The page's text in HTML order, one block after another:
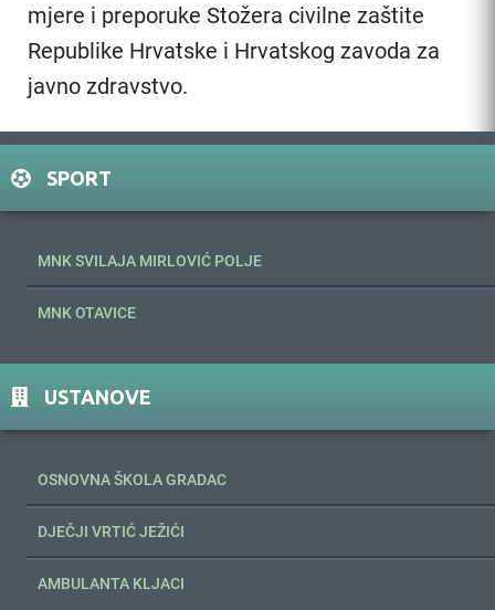
mjere i preporuke Stožera civilne zaštite
Republike Hrvatske i Hrvatskog zavoda za
javno zdravstvo.
SPORT
MNK SVILAJA MIRLOVIĆ POLJE
MNK OTAVICE
USTANOVE
OSNOVNA ŠKOLA GRADAC
DJEČJI VRTIĆ JEŽIĆI
AMBULANTA KLJACI